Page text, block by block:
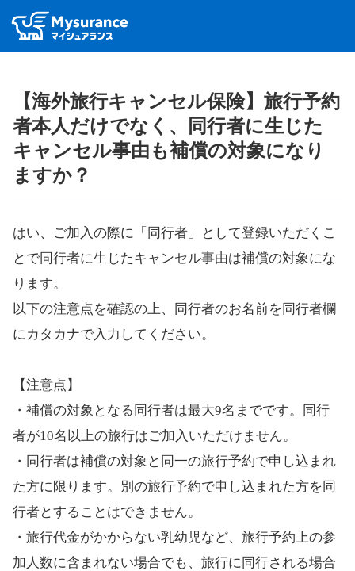
【海外旅行キャンセル保険】旅行予約
者本人だけでなく、同行者に生じた
キャンセル事由も補償の対象になり
ますか？
はい、ご加入の際に「同行者」として登録いただくこ
とで同行者に生じたキャンセル事由は補償の対象にな
ります。
以下の注意点を確認の上、同行者のお名前を同行者欄
にカタカナで入力してください。
【注意点】
・補償の対象となる同行者は最大9名までです。同行
者が10名以上の旅行はご加入いただけません。
・同行者は補償の対象と同一の旅行予約で申し込まれ
た方に限ります。別の旅行予約で申し込まれた方を同
行者とすることはできません。
・旅行代金がかからない乳幼児など、旅行予約上の参
加人数に含まれない場合でも、旅行に同行される場合